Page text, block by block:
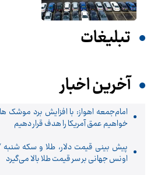
تبلیغات
آخرین اخبار
خواهیم عمق آمریکا را هدف قرار دهیم
اونس جهانی بر سر قیمت طلا بالا می‌گیرد